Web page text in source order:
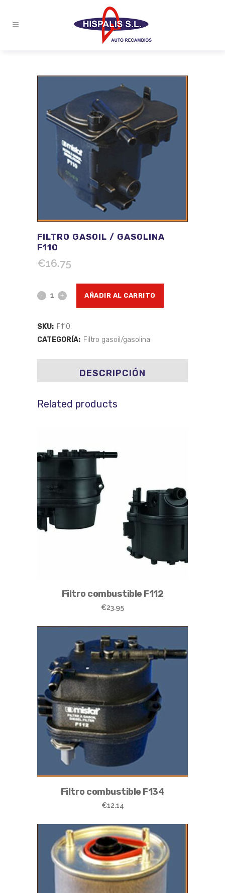
FILTRO GASOIL / GASOLINA
F110
€16.75
Filtro
/
AÑADIR AL CARRITO
SKU: F110
CATEGORÍA: Filtro gasoil/gasolina
DESCRIPCIÓN
Related products
Filtro combustible F112
€23.95
Filtro combustible F134
€12.14